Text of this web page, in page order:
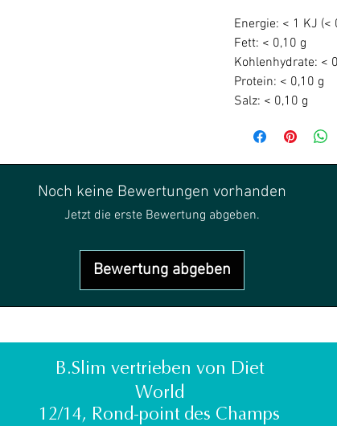
Energie: < 1 KJ (<
Fett: < 0,10 g
Kohlenhydrate: <
Protein: < 0,10 g
Salz: < 0,10 g
Noch keine Bewertungen vorhanden
Jetzt die erste Bewertung abgeben.
Bewertung abgeben
B.Slim vertrieben von Diet
World
12/14, Rond-point des Champs